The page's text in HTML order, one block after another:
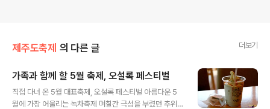
제주도축제 의 다른 글 더보기
가족과 함께 할 5월 축제, 오설록 페스티벌
직접 다녀 온 5월 대표축제, 오설록 페스티벌 아름다운 5
월에 가장 어울리는 녹차축제 며칠간 극성을 부렸던 추위